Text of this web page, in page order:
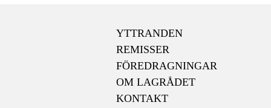
YTTRANDEN
REMISSER
FÖREDRAGNINGAR
OM LAGRÅDET
KONTAKT